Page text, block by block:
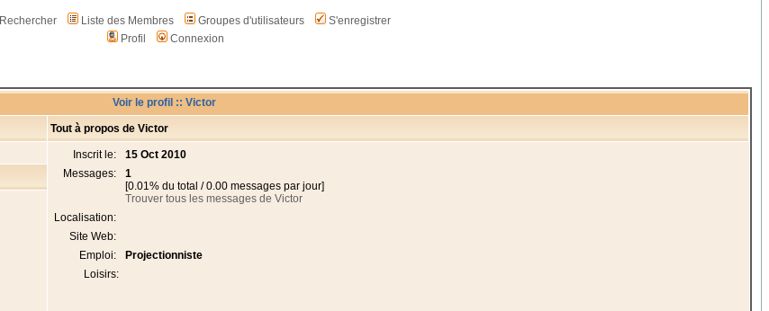
Rechercher Liste des Membres Groupes d'utilisateurs
S'enregistrer
Profil
Connexion
Voir le profil :: Victor
Tout à propos de Victor
Inscrit le:
15 Oct 2010
Messages:
1
[0.01% du total / 0.00 messages par jour]
Trouver tous les messages de Victor
Localisation:
Site Web:
Emploi:
Projectionniste
Loisirs: